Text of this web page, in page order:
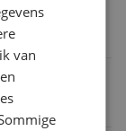
van